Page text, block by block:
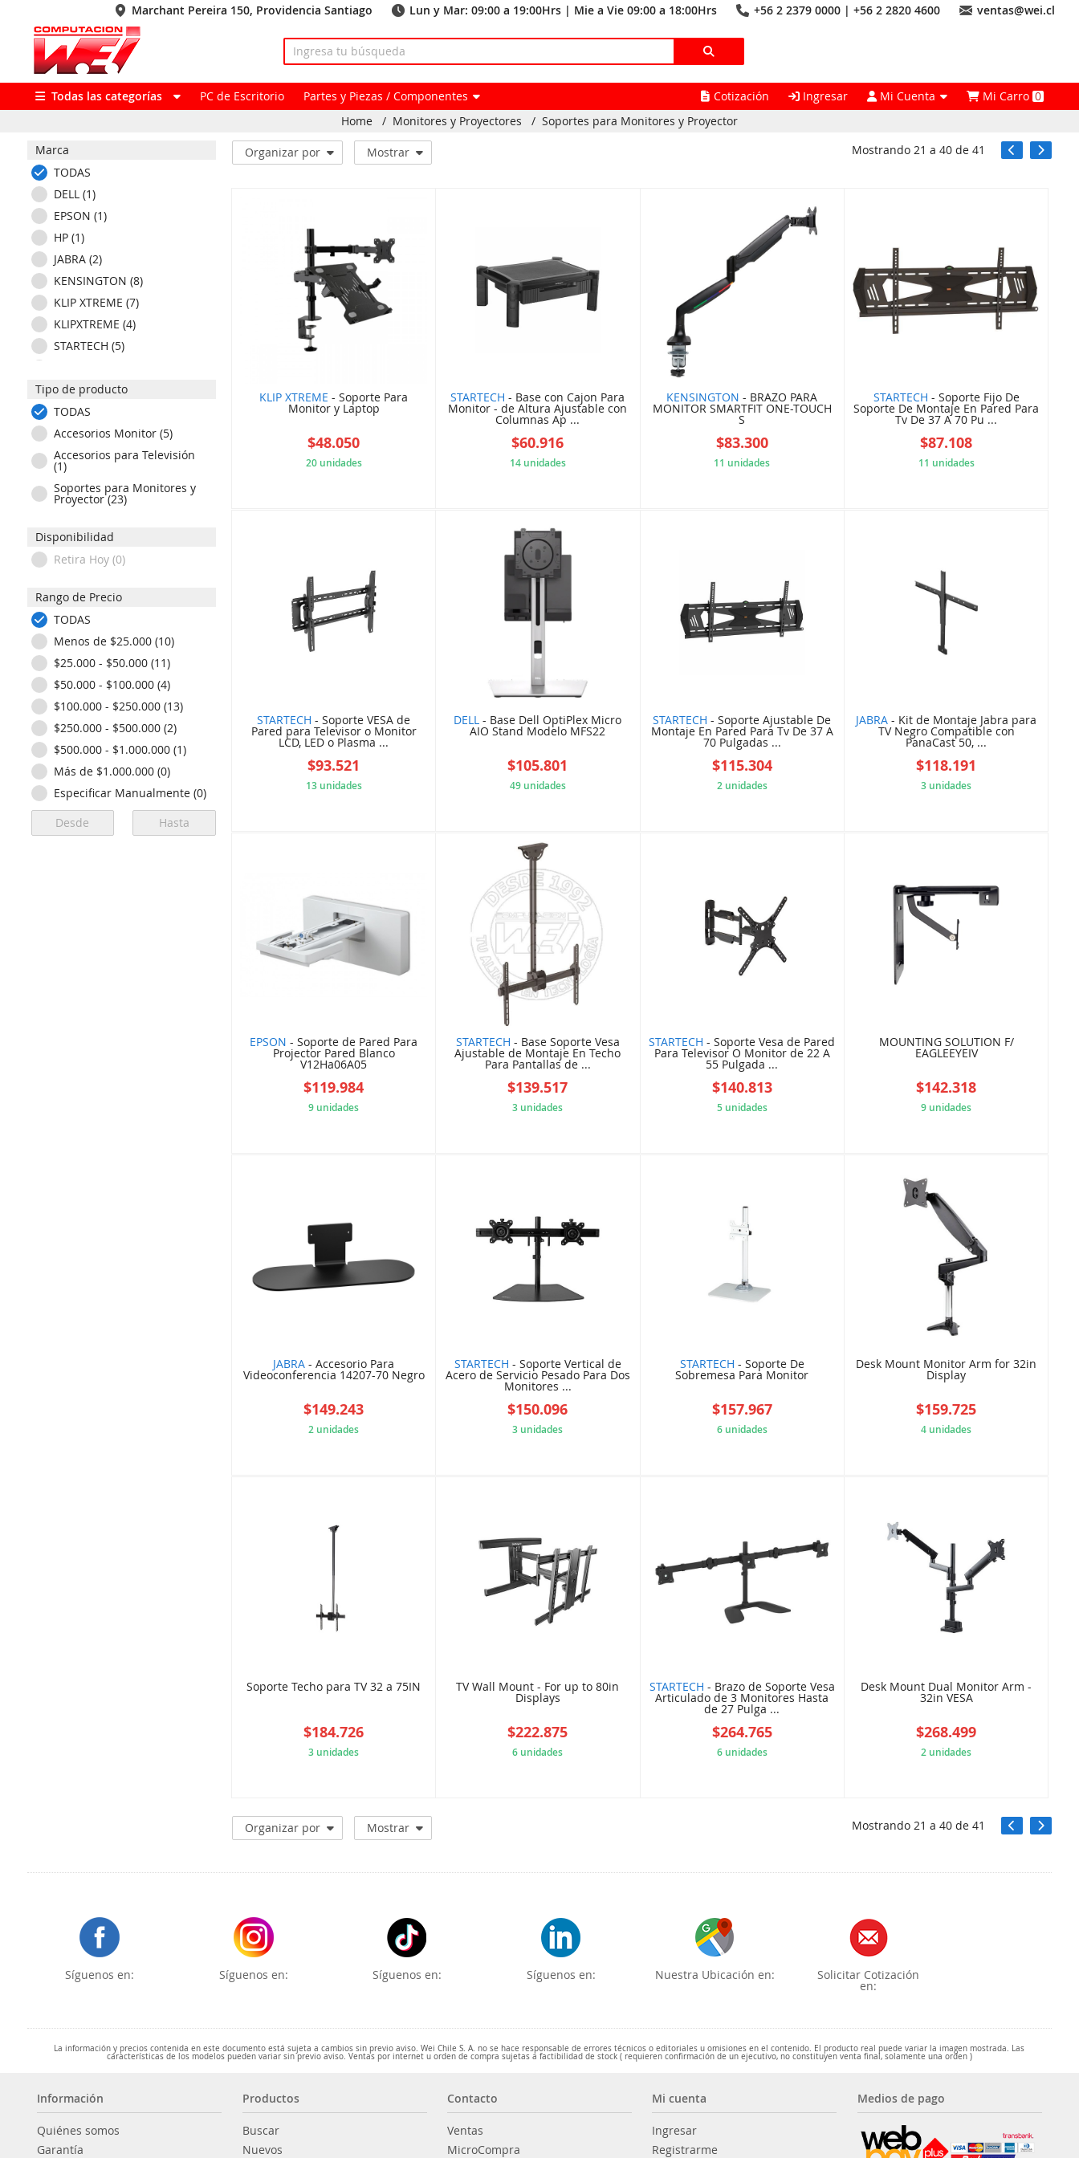
Marchant Pereira 150, Providencia Santiago Lun y Mar: 09:00 a 19:00Hrs | Mie a Vie 09:00 a 18:00Hrs +56 2 2379 0000 | +56 2 2820 4600 ventas@wei.cl
Todas las categorías PC de Escritorio Partes y Piezas / Componentes Cotización Ingresar Mi Cuenta Mi Carro0
Home
/ Monitores y Proyectores / Soportes para Monitores y Proyector
Marca
TODAS
DELL (1)
EPSON (1)
HP (1)
JABRA (2)
KENSINGTON (8)
KLIP XTREME (7)
KLIPXTREME (4)
STARTECH (5)
XTECH (2)
Tipo de producto
TODAS
Accesorios Monitor (5)
Accesorios para Televisión
(1)
Soportes para Monitores y
Proyector (23)
Disponibilidad
Retira Hoy (0)
Rango de Precio
TODAS
Menos de $25.000 (10)
$25.000 - $50.000 (11)
$50.000 - $100.000 (4)
$100.000 - $250.000 (13)
$250.000 - $500.000 (2)
$500.000 - $1.000.000 (1)
Más de $1.000.000 (0)
Especificar Manualmente (0)
Organizar por Mostrar Mostrando21 a40 de41
KLIP XTREME - Soporte Para
Monitor y Laptop
$48.050
20 unidades
STARTECH - Base con Cajon Para
Monitor - de Altura Ajustable con
Columnas Ap ...
$60.916
14 unidades
KENSINGTON - BRAZO PARA
MONITOR SMARTFIT ONE-TOUCH
S
$83.300
11 unidades
STARTECH - Soporte Fijo De
Soporte De Montaje En Pared Para
Tv De 37 A 70 Pu ...
$87.108
11 unidades
STARTECH - Soporte VESA de
Pared para Televisor o Monitor
LCD, LED o Plasma ...
$93.521
13 unidades
DELL - Base Dell OptiPlex Micro
AIO Stand Modelo MFS22
$105.801
49 unidades
STARTECH - Soporte Ajustable De
Montaje En Pared Para Tv De 37 A
70 Pulgadas ...
$115.304
2 unidades
JABRA - Kit de Montaje Jabra para
TV Negro Compatible con
PanaCast 50, ...
$118.191
3 unidades
EPSON - Soporte de Pared Para
Projector Pared Blanco
V12Ha06A05
$119.984
9 unidades
STARTECH - Base Soporte Vesa
Ajustable de Montaje En Techo
Para Pantallas de ...
$139.517
3 unidades
STARTECH - Soporte Vesa de Pared
Para Televisor O Monitor de 22 A
55 Pulgada ...
$140.813
5 unidades
MOUNTING SOLUTION F/
EAGLEEYEIV
$142.318
9 unidades
JABRA - Accesorio Para
Videoconferencia 14207-70 Negro
$149.243
2 unidades
STARTECH - Soporte Vertical de
Acero de Servicio Pesado Para Dos
Monitores ...
$150.096
3 unidades
STARTECH - Soporte De
Sobremesa Para Monitor
$157.967
6 unidades
Desk Mount Monitor Arm for 32in
Display
$159.725
4 unidades
Soporte Techo para TV 32 a 75IN
$184.726
3 unidades
TV Wall Mount - For up to 80in
Displays
$222.875
6 unidades
STARTECH - Brazo de Soporte Vesa
Articulado de 3 Monitores Hasta
de 27 Pulga ...
$264.765
6 unidades
Desk Mount Dual Monitor Arm -
32in VESA
$268.499
2 unidades
Organizar por Mostrar Mostrando 21 a40 de41
Síguenos en: Síguenos en: Síguenos en: Síguenos en: Nuestra Ubicación en: Solicitar Cotización
en:
La información y precios contenida en este documento está sujeta a cambios sin previo aviso. Wei Chile S. A. no se hace responsable de errores técnicos o editoriales u omisiones en el contenido. El producto real puede variar la imagen mostrada. Las
características de los modelos pueden variar sin previo aviso. Ventas por internet u orden de compra sujetas a factibilidad de stock ( requieren confirmación de un ejecutivo, no constituyen venta final, solamente una orden )
Información
Quiénes somos
Garantía
Productos
Buscar
Nuevos
Contacto
Ventas
MicroCompra
Mi cuenta
Ingresar
Registrarme
Medios de pago